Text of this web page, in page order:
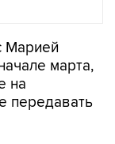
Марией
марта,
на
передавать